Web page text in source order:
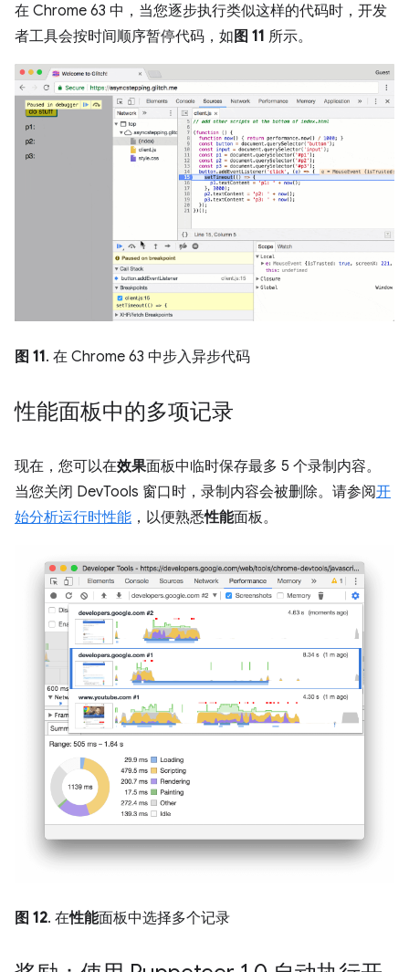
在 Chrome 63 中，当您逐步执行类似这样的代码时，开发
者工具会按时间顺序暂停代码，如 图 11 所示。
图 11. 在 Chrome 63 中步入异步代码
性能面板中的多项记录
现在，您可以在效果面板中临时保存最多 5 个录制内容。
当您关闭 DevTools 窗口时，录制内容会被删除。请参阅开
始分析运行时性能 ，以便熟悉性能面板。
图 12. 在性能面板中选择多个记录